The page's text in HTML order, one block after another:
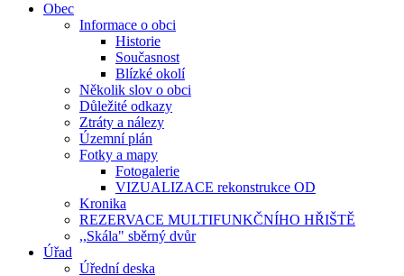
Obec
Informace o obci
Historie
Současnost
Blízké okolí
Několik slov o obci
Důležité odkazy
Ztráty a nálezy
Územní plán
Fotky a mapy
Fotogalerie
VIZUALIZACE rekonstrukce OD
Kronika
REZERVACE MULTIFUNKČNÍHO HŘIŠTĚ
,,Skála" sběrný dvůr
Úřad
Úřední deska